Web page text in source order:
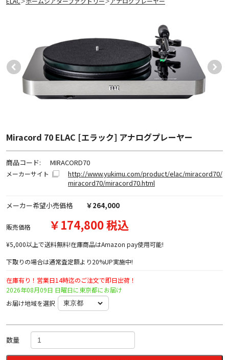
Miracord 70 ELAC [エラック] アナログプレーヤー
商品コード: MIRACORD70
メーカーサイト
http://www.yukimu.com/product/elac/miracord70/
miracord70/miracord70.html
メーカー希望小売価格 ￥264,000
販売価格 ￥174,800 税込
¥5,000以上で送料無料!在庫商品はAmazon pay使用可能!
下取りの場合は通常査定額より20%UP実施中!
在庫有り！営業日14時迄のご注文で即日出荷！
2026年08月09日 日曜日に東京都にお届け
お届け地域を選択
数量